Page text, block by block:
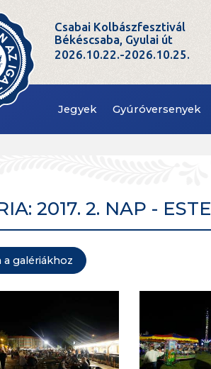
Csabai Kolbászfesztivál
Békéscsaba, Gyulai út
2026.10.22.-2026.10.25.
Jegyek Gyúróversenyek
2017. 2. NAP - ESTE
a galériákhoz